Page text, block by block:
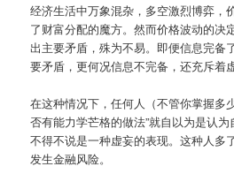
经济生活中万象混杂，多空激烈博弈，
了财富分配的魔方。然而价格波动的决
出主要矛盾，殊为不易。即便信息完备
要矛盾，更何况信息不完备，还充斥着虚
在这种情况下，任何人（不管你掌握多
否有能力学芒格的做法”就自以为是认为
不得不说是一种虚妄的表现。这种人多
发生金融风险。